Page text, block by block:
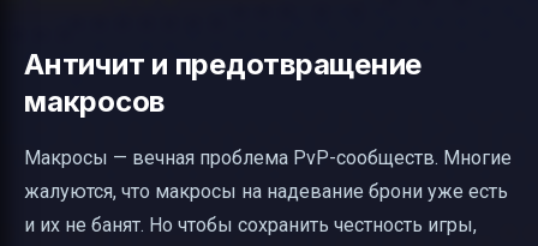
Античит и предотвращение
макросов
Макросы — вечная проблема PvP-сообществ. Многие
жалуются, что макросы на надевание брони уже есть
и их не банят. Но чтобы сохранить честность игры,